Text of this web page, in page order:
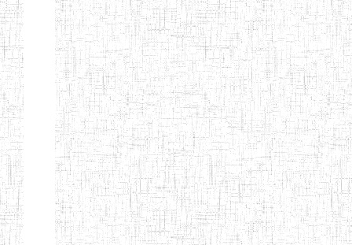
Etablissements
d'enseignement
secondaire
technique
et
professionnel